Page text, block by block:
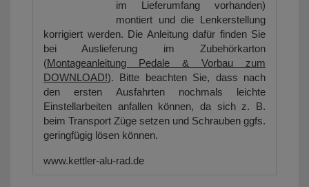
im Lieferumfang vorhanden)
montiert und die Lenkerstellung
korrigiert werden. Die Anleitung dafür finden Sie
bei Auslieferung im Zubehörkarton
(Montageanleitung Pedale & Vorbau zum
DOWNLOAD!). Bitte beachten Sie, dass nach
den ersten Ausfahrten nochmals leichte
Einstellarbeiten anfallen können, da sich z. B.
beim Transport Züge setzen und Schrauben ggfs.
geringfügig lösen können.
www.kettler-alu-rad.de